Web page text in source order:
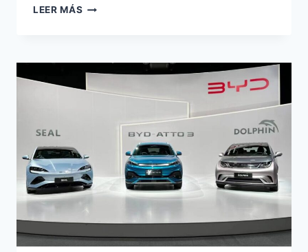
LEER MÁS BYD
1.000
CV
LLEGA
EUROPA